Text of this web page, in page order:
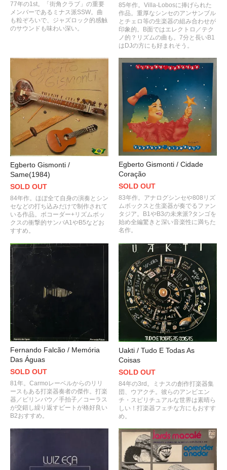
77年の1st。「街角クラブ」の重要
メンバーであるミナス派SSW。曲
も粒ぞろいで、ジャズロック的感触
のサウンドも味わい深い。
85年作。Villa-Lobosに捧げられた
作品。重厚なシンセのアンサンブル
とチェロ等の生楽器の組み合わせが
印象的。B面ではエレクトロ／テク
ノ的？リズムの曲も。7分と長いB1
はDJの方にも好まれそう。
Egberto Gismonti /
Same(1984)
SOLD OUT
84年作。ほぼ全て自身の演奏とシン
セなどの打ち込みだけで制作されて
いる作品。ボコーダー+リズムボッ
クスの衝撃的サンバA1やB5などお
すすめ。
Egberto Gismonti / Cidade
Coração
SOLD OUT
83年作。アナログシンセや808リズ
ムボックスと生楽器が奏でるファン
タジア。B1やB3の未来派?タンゴを
始め全編驚きと深い音楽性に満ちた
名作。
Fernando Falcão / Memória
Das Águas
SOLD OUT
81年。Carmoレーベルからのリリ
ースもある打楽器奏者の傑作。打楽
器／ビリンバウ／手拍子／コーラス
が交錯し繰り返すビートが格好良い
B2おすすめ。
Uakti / Tudo E Todas As
Coisas
SOLD OUT
84年の3rd。ミナスの創作打楽器集
団、ウアクチ。彼らのアンビエン
チ・スピリチュアルな世界は素晴ら
しい！打楽器フェチな方にもおすす
め。